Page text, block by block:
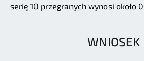
serię 10 przegranych wynosi około
WNIOSEK